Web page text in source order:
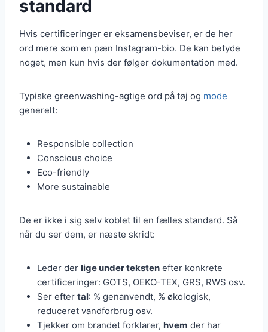
standard
Hvis certificeringer er eksamensbeviser, er de her
ord mere som en pæn Instagram-bio. De kan betyde
noget, men kun hvis der følger dokumentation med.
Typiske greenwashing-agtige ord på tøj og mode
generelt:
Responsible collection
Conscious choice
Eco-friendly
More sustainable
De er ikke i sig selv koblet til en fælles standard. Så
når du ser dem, er næste skridt:
Leder der lige under teksten efter konkrete
certificeringer: GOTS, OEKO-TEX, GRS, RWS osv.
Ser efter tal: % genanvendt, % økologisk,
reduceret vandforbrug osv.
Tjekker om brandet forklarer, hvem der har